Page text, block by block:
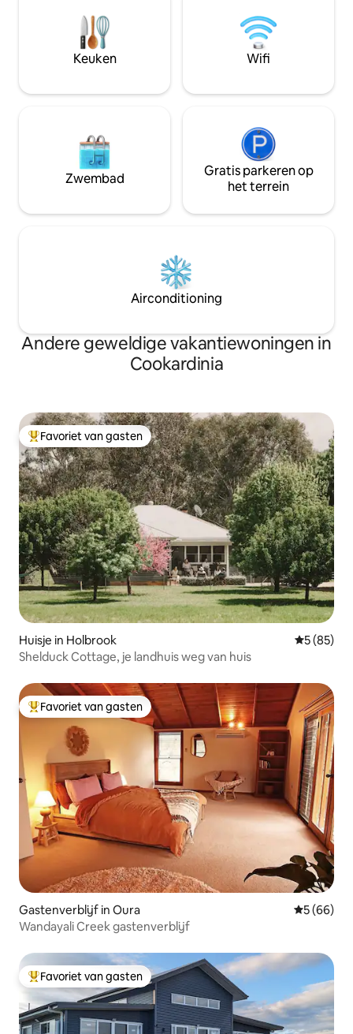
koppels en volwassenen. Vanwege de
natuurlijke bosrijke omgeving, de beek,
het oneffen terrein en het houtvuur is
het niet geschikt voor kinderen onder
en een koffietent
onze straat.
NA 14.00 uur,
(je mag zo laat
zijn welkom😊
Keuken Wifi
Zwembad
Gratis parkeren op
het terrein
Airconditioning
Andere geweldige vakantiewoningen in
Cookardinia
Topfavoriet van gasten
Favoriet van gasten
Huisje in Holbrook
5 (85)
Shelduck Cottage, je landhuis weg van huis
Topfavoriet van gasten
Favoriet van gasten
Gastenverblijf in Oura
5 (66)
Wandayali Creek gastenverblijf
Topfavoriet van gasten
Favoriet van gasten